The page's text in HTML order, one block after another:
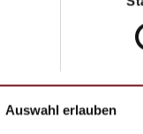
Auswahl erlauben